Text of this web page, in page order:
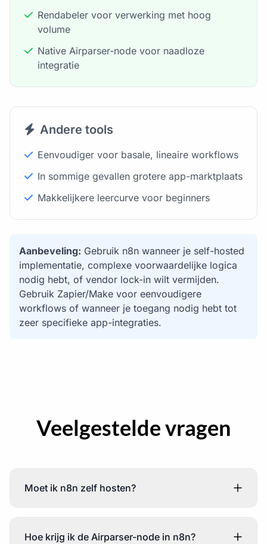
Rendabeler voor verwerking met hoog
volume
Native Airparser-node voor naadloze
integratie
Andere tools
Eenvoudiger voor basale, lineaire workflows
In sommige gevallen grotere app-marktplaats
Makkelijkere leercurve voor beginners
Aanbeveling: Gebruik n8n wanneer je self-hosted
implementatie, complexe voorwaardelijke logica
nodig hebt, of vendor lock-in wilt vermijden.
Gebruik Zapier/Make voor eenvoudigere
workflows of wanneer je toegang nodig hebt tot
zeer specifieke app-integraties.
Veelgestelde vragen
Moet ik n8n zelf hosten?
Hoe krijg ik de Airparser-node in n8n?